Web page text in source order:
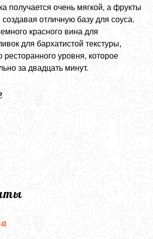
получается очень мягкой, а фрукты
создавая отличную базу для соуса.
красного вина для
для бархатистой текстуры,
ресторанного уровня, которое
за двадцать минут.